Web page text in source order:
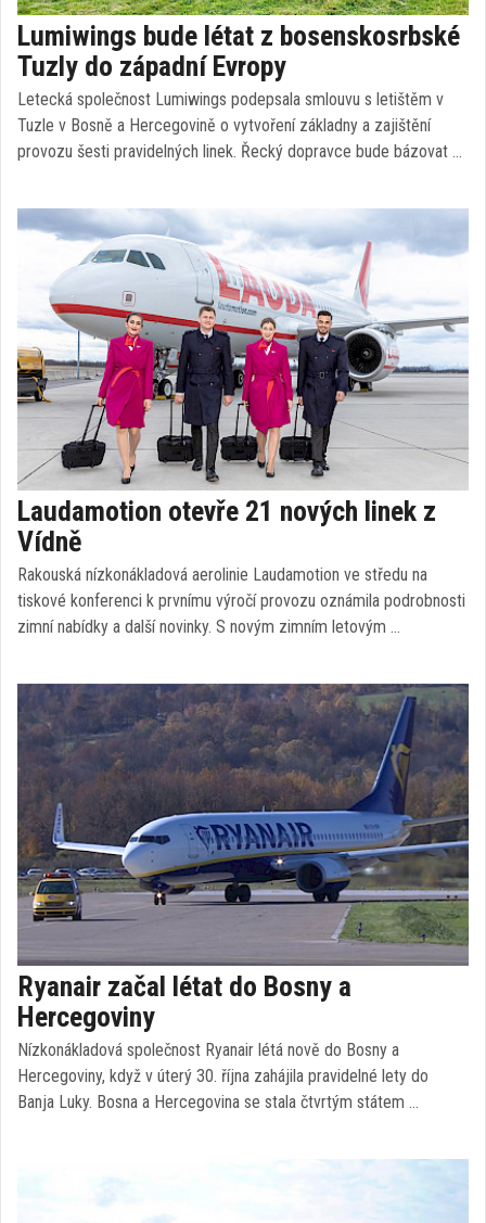
Lumiwings bude létat z bosenskosrbské
Tuzly do západní Evropy
Letecká společnost Lumiwings podepsala smlouvu s letištěm v
Tuzle v Bosně a Hercegovině o vytvoření základny a zajištění
provozu šesti pravidelných linek. Řecký dopravce bude bázovat …
Laudamotion otevře 21 nových linek z
Vídně
Rakouská nízkonákladová aerolinie Laudamotion ve středu na
tiskové konferenci k prvnímu výročí provozu oznámila podrobnosti
zimní nabídky a další novinky. S novým zimním letovým …
Ryanair začal létat do Bosny a
Hercegoviny
Nízkonákladová společnost Ryanair létá nově do Bosny a
Hercegoviny, když v úterý 30. října zahájila pravidelné lety do
Banja Luky. Bosna a Hercegovina se stala čtvrtým státem …